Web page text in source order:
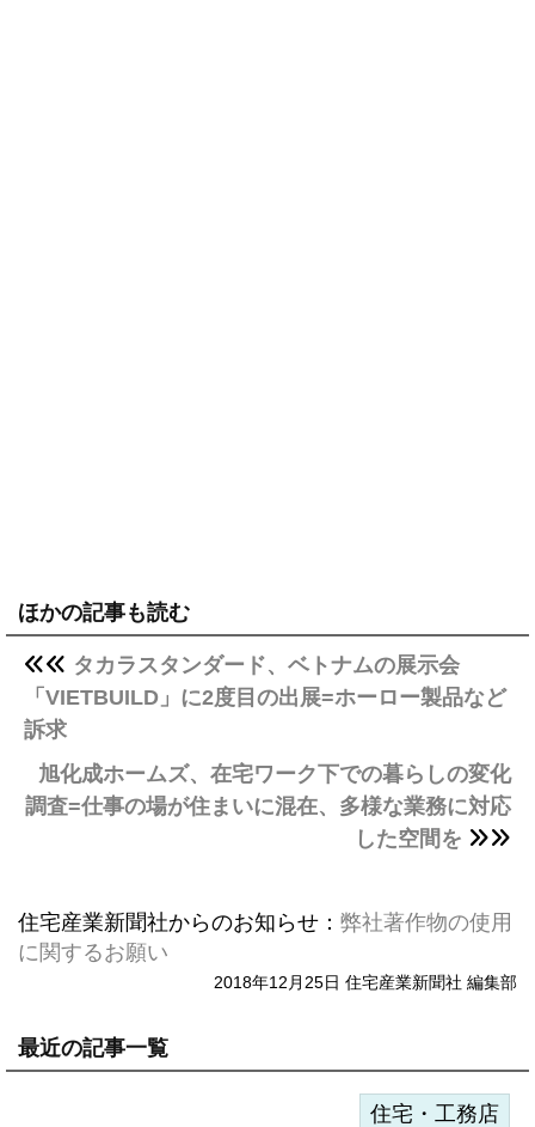
ほかの記事も読む
タカラスタンダード、ベトナムの展示会
「VIETBUILD」に2度目の出展=ホーロー製品など
訴求
旭化成ホームズ、在宅ワーク下での暮らしの変化
調査=仕事の場が住まいに混在、多様な業務に対応
した空間を
住宅産業新聞社からのお知らせ： 弊社著作物の使用
に関するお願い
2018年12月25日 住宅産業新聞社 編集部
最近の記事一覧
住宅・工務店